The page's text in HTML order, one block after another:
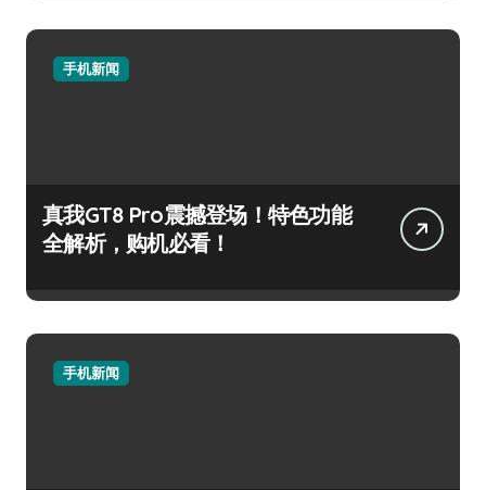
手机新闻
真我GT8 Pro震撼登场！特色功能
全解析，购机必看！
手机新闻